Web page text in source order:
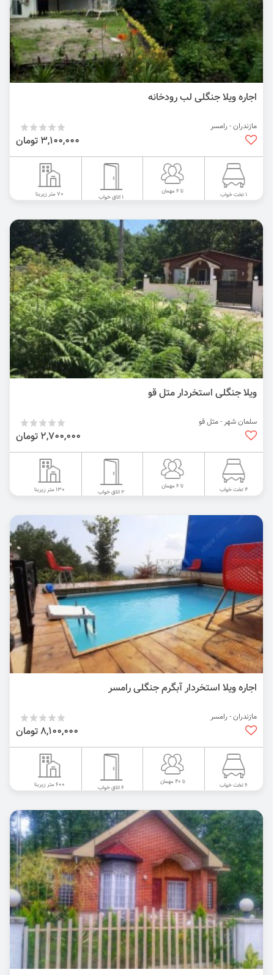
اجاره ویلا جنگلی لب رودخانه
مازندران - رامسر
3,100,000 تومان
1 تخت خواب تا 6 مهمان
1 اتاق خواب 70 متر زیربنا
ویلا جنگلی استخردار متل قو
سلمان شهر - متل قو
2,700,000 تومان
4 تخت خواب تا 6 مهمان
2 اتاق خواب 130 متر زیربنا
اجاره ویلا استخردار آبگرم جنگلی رامسر
مازندران - رامسر
8,100,000 تومان
6 تخت خواب تا 40 مهمان
6 اتاق خواب 600 متر زیربنا